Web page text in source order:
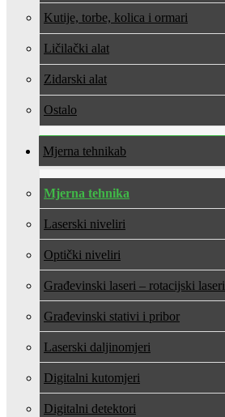
Kutije, torbe, kolica i ormari
Ličilački alat
Zidarski alat
Ostalo
Mjerna tehnika
Mjerna tehnika
Laserski niveliri
Optički niveliri
Građevinski laseri – rotacijski laseri
Građevinski stativi i pribor
Laserski daljinomjeri
Digitalni kutomjeri
Digitalni detektori